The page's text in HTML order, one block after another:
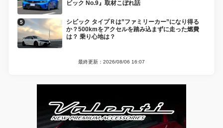
ビック No.9』取材こぼれ話
シビック タイプＲは”ファミリーカー”になり得る
か？500kmをアクセルを踏み込まずに走った燃費
は？ 乗り心地は？
最終更新：2026/08/06 16:07